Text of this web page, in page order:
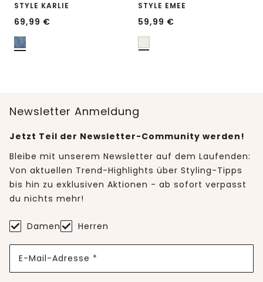
STYLE KARLIE
69,99 €
STYLE EMEE
59,99 €
Newsletter Anmeldung
Jetzt Teil der Newsletter-Community werden!
Bleibe mit unserem Newsletter auf dem Laufenden:
Von aktuellen Trend-Highlights über Styling-Tipps
bis hin zu exklusiven Aktionen - ab sofort verpasst
du nichts mehr!
Damen Herren
E-Mail-Adresse *